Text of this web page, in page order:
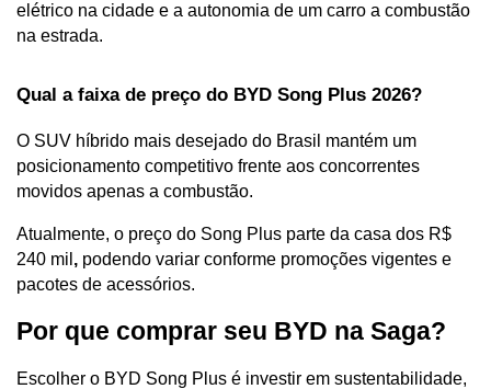
elétrico na cidade e a autonomia de um carro a combustão
na estrada.
Qual a faixa de preço do BYD Song Plus 2026?
O SUV híbrido mais desejado do Brasil mantém um
posicionamento competitivo frente aos concorrentes
movidos apenas a combustão.
Atualmente, o preço do Song Plus parte da casa dos R$
240 mil , podendo variar conforme promoções vigentes e
pacotes de acessórios.
Por que comprar seu BYD na Saga?
Escolher o BYD Song Plus é investir em sustentabilidade,